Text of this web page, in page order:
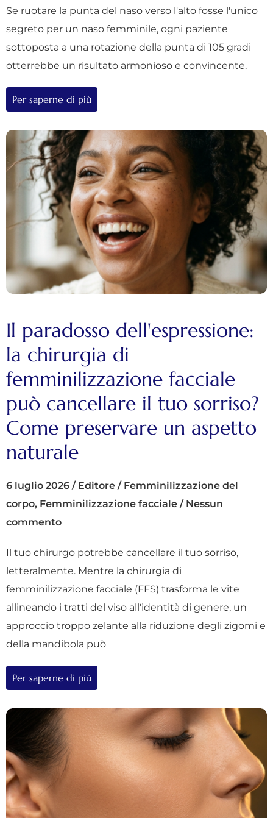
Se ruotare la punta del naso verso l'alto fosse l'unico
segreto per un naso femminile, ogni paziente
sottoposta a una rotazione della punta di 105 gradi
otterrebbe un risultato armonioso e convincente.
Per saperne di più
Il paradosso dell'espressione:
la chirurgia di
femminilizzazione facciale
può cancellare il tuo sorriso?
Come preservare un aspetto
naturale
6 luglio 2026 / Editore / Femminilizzazione del
corpo, Femminilizzazione facciale / Nessun
commento
Il tuo chirurgo potrebbe cancellare il tuo sorriso,
letteralmente. Mentre la chirurgia di
femminilizzazione facciale (FFS) trasforma le vite
allineando i tratti del viso all'identità di genere, un
approccio troppo zelante alla riduzione degli zigomi e
della mandibola può
Per saperne di più